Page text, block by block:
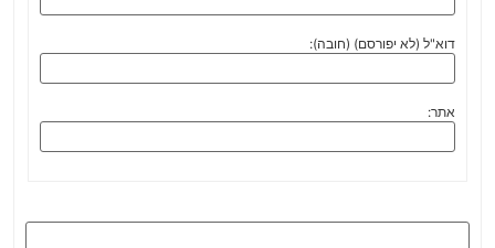
דוא"ל (לא יפורסם) (חובה):
אתר: